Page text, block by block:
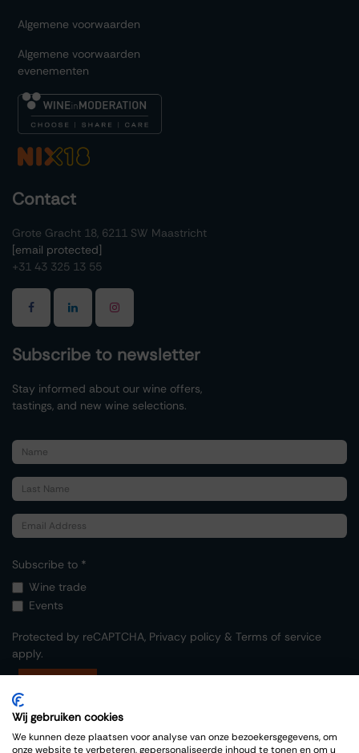
Algemene voorwaarden
Algemene voorwaarden
evenementen
Contact
Grote Gracht 18, 6211 SW Maastricht
[email protected]
+31 43 325 13 55
Subscribe to newsletter
Stay informed about our wine offers,
tastings, and new wine selections.
Subscribe to *
Wine trade
Events
Protected by reCAPTCHA, Privacy policy & Terms of service
apply.
Wij gebruiken cookies
We kunnen deze plaatsen voor analyse van onze bezoekersgegevens, om
onze website te verbeteren, gepersonaliseerde inhoud te tonen en om u